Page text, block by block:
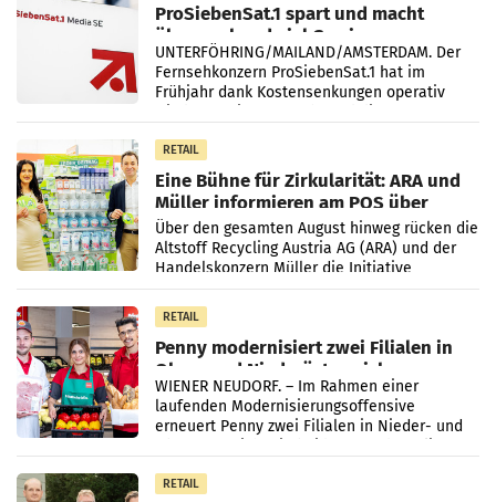
ProSiebenSat.1 spart und macht
überraschend viel Gewinn
UNTERFÖHRING/MAILAND/AMSTERDAM. Der
Fernsehkonzern ProSiebenSat.1 hat im
Frühjahr dank Kostensenkungen operativ
RETAIL
Eine Bühne für Zirkularität: ARA und
Müller informieren am POS über
Kreislauffähigkeit
Über den gesamten August hinweg rücken die
Altstoff Recycling Austria AG (ARA) und der
Handelskonzern Müller die Initiative
„Kreislauf-Helden“ in allen österreichischen
Müller-Filialen
RETAIL
Penny modernisiert zwei Filialen in
Ober- und Niederösterreich
WIENER NEUDORF. – Im Rahmen einer
laufenden Modernisierungsoffensive
erneuert Penny zwei Filialen in Nieder- und
RETAIL